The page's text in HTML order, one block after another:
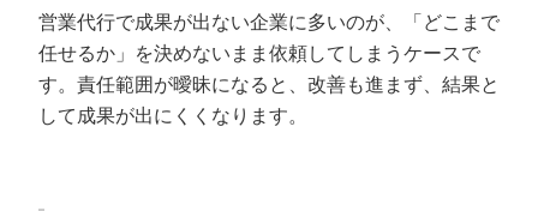
契約から成果が出るまでの流れ
STEP1：ヒアリング・戦略設計
STEP2：トークスクリプト・リスト作成
STEP3：稼働開始・テストマーケティング
営業代行で成果が出ない企業に多いのが、「どこまで
任せるか」を決めないまま依頼してしまうケースで
す。責任範囲が曖昧になると、改善も進まず、結果と
して成果が出にくくなります。